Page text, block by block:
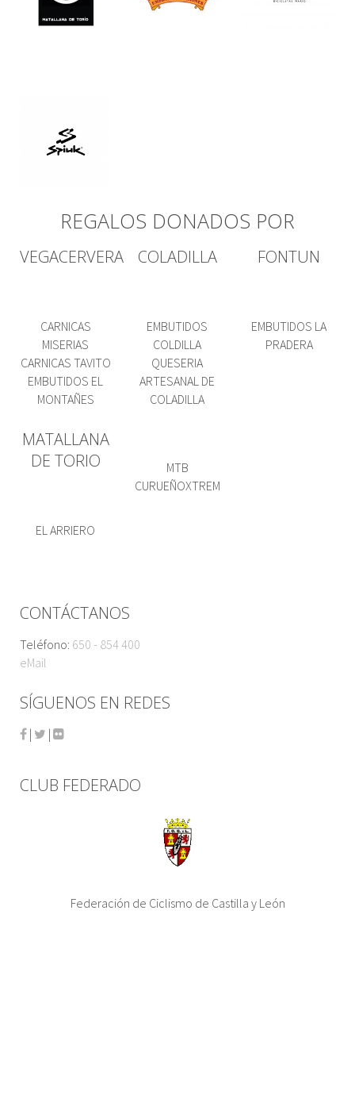
REGALOS DONADOS POR
VEGACERVERA
CARNICAS
MISERIAS
CARNICAS TAVITO
EMBUTIDOS EL
MONTAÑES
COLADILLA
EMBUTIDOS
COLDILLA
QUESERIA
ARTESANAL DE
COLADILLA
FONTUN
EMBUTIDOS LA
PRADERA
MATALLANA
DE TORIO
EL ARRIERO
MTB
CURUEÑOXTREM
CONTÁCTANOS
Teléfono: 650 - 854 400
eMail
SÍGUENOS EN REDES
| |
CLUB FEDERADO
Federación de Ciclismo de Castilla y León